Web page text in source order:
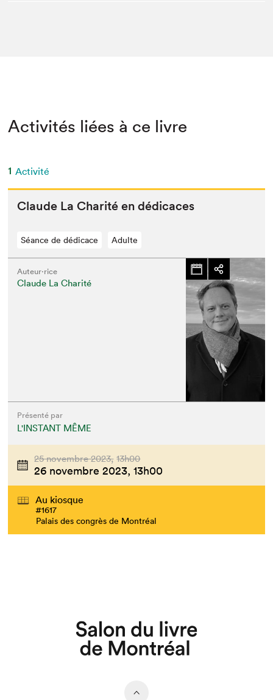
Activités liées à ce livre
1 Activité
Claude La Char­ité en dédicaces
Séance de dédicace Adulte
Auteur·rice
Claude La Charité
Présenté par
L'INSTANT MÊME
25 novembre 2023, 13h00
26 novembre 2023, 13h00
Au kiosque
#1617
Palais des congrès de Montréal